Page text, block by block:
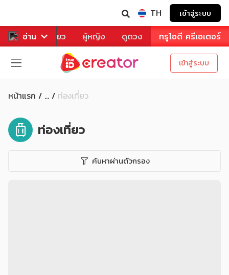
TH เข้าสู่ระบบ
อ่าน
หาร ท่องเที่ยว ผู้หญิง ดูดวง ทรูไอดี ครีเอเตอร์
เข้าสู่ระบบ
หน้าแรก ... ท่องเที่ยว
ท่องเที่ยว
ค้นหาผ่านตัวกรอง